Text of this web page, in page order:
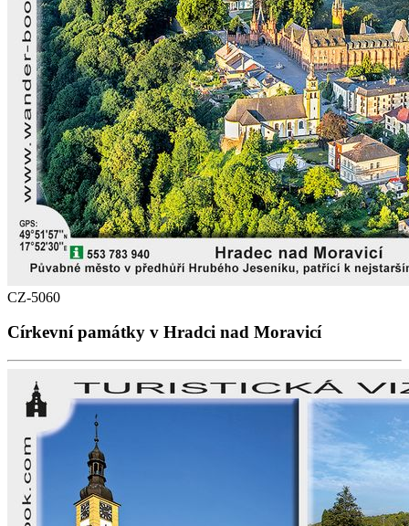
CZ-5060
Církevní památky v Hradci nad Moravicí